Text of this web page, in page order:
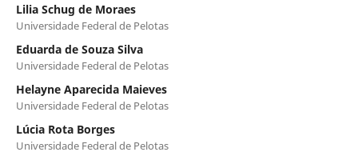
Lilia Schug de Moraes
Universidade Federal de Pelotas
Eduarda de Souza Silva
Universidade Federal de Pelotas
Helayne Aparecida Maieves
Universidade Federal de Pelotas
Lúcia Rota Borges
Universidade Federal de Pelotas